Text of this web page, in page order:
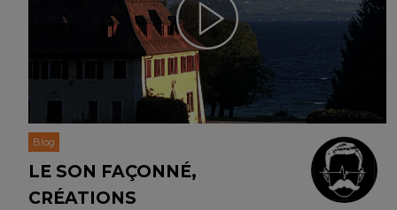
Blog
LE SON FAÇONNÉ,
CRÉATIONS